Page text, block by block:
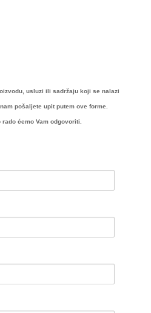
usluzi ili sadržaju koji se nalazi
pošaljete upit putem ove forme.
ćemo Vam odgovoriti.